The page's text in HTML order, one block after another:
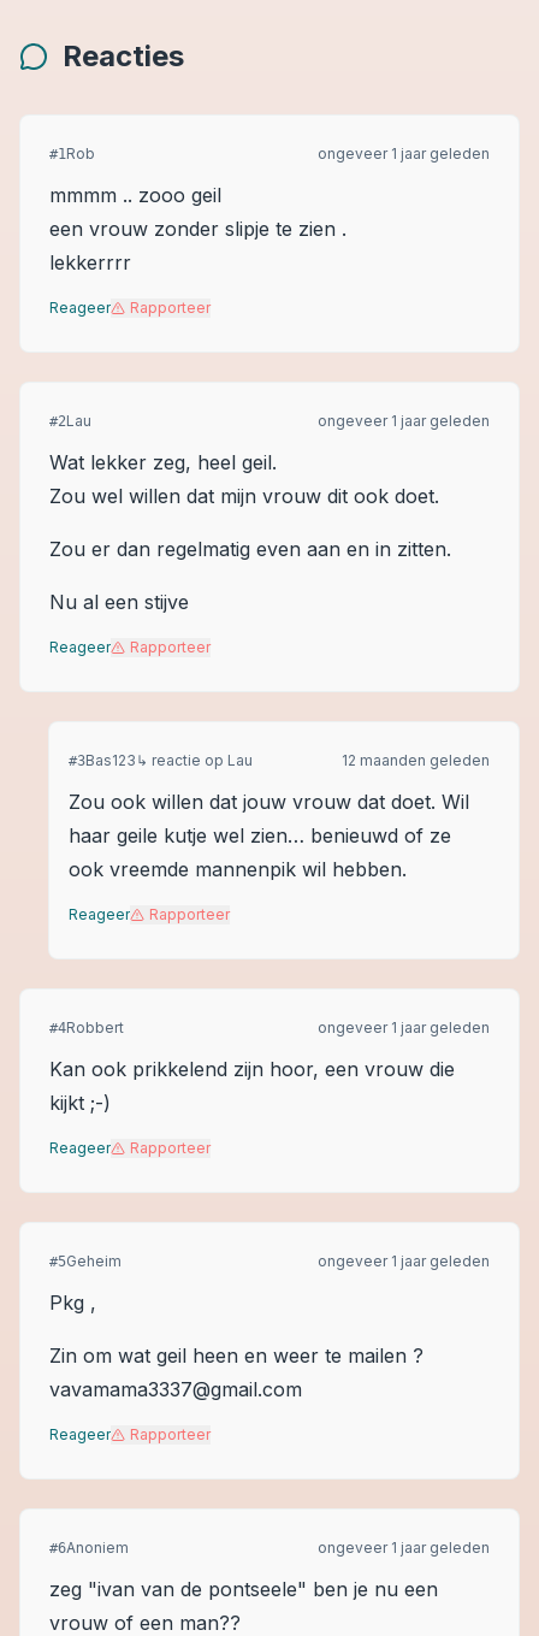
Reacties
#1Rob ongeveer 1 jaar geleden
mmmm .. zooo geil
een vrouw zonder slipje te zien .
lekkerrrr
Reageer Rapporteer
#2Lau ongeveer 1 jaar geleden
Wat lekker zeg, heel geil.
Zou wel willen dat mijn vrouw dit ook doet.
Zou er dan regelmatig even aan en in zitten.
Nu al een stijve
Reageer Rapporteer
#3Bas123 ↳ reactie op Lau 12 maanden geleden
Zou ook willen dat jouw vrouw dat doet. Wil
haar geile kutje wel zien… benieuwd of ze
ook vreemde mannenpik wil hebben.
Reageer Rapporteer
#4Robbert ongeveer 1 jaar geleden
Kan ook prikkelend zijn hoor, een vrouw die
kijkt ;-)
Reageer Rapporteer
#5Geheim ongeveer 1 jaar geleden
Pkg ,
Zin om wat geil heen en weer te mailen ?
vavamama3337@gmail.com
Reageer Rapporteer
#6Anoniem ongeveer 1 jaar geleden
zeg "ivan van de pontseele" ben je nu een
vrouw of een man??